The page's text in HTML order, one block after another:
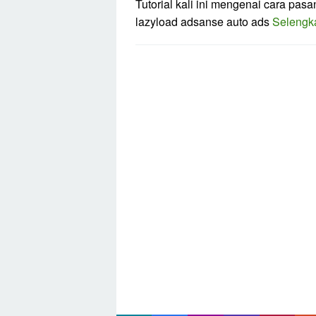
Tutorial kali ini mengenai cara
lazyload adsanse auto ads